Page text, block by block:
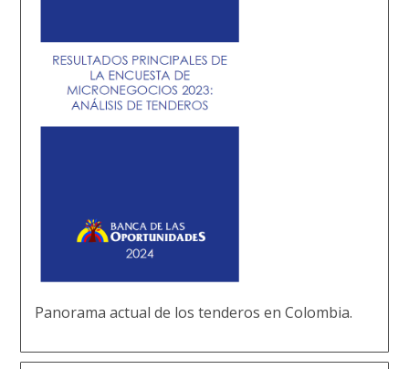
Panorama actual de los tenderos en Colombia.